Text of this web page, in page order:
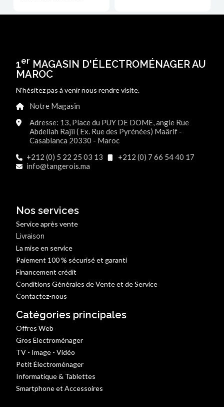
1er MAGASIN D'ÉLECTROMÉNAGER AU
MAROC
N'hésitez pas à venir nous rendre visite.
Notre Magasin
Adresse: 13, Place du PUY DE DOME, angle Rue
Abdellah Rajii ( Ex. Rue des Pyrénées) Maârif -
Casablanca 20330 - Maroc
+212 (0) 5 22 25 03 13
+212 (0) 7 66 54 40 17
info@tangerois.ma
Nos services
Service après vente
Livraison
La mise en service
Paiement 100 % sécurisé et garanti
Financement crédit
Conditions Générales de Vente et de Service
Contactez-nous
Catégories principales
Offres Web
Gros Électroménager
TV - Image - Vidéo
Petit Électroménager
Informatique & Tablettes
Smartphone et Accessoires